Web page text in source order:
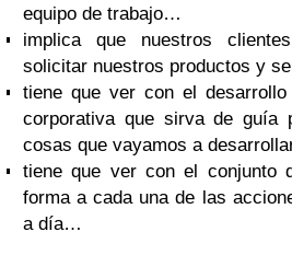
equipo de trabajo…
implica que nuestros
solicitar nuestros productos y
tiene que ver con el
corporativa que sirva de guía
cosas que vayamos a
tiene que ver con el conjunto
forma a cada una de las
a día…